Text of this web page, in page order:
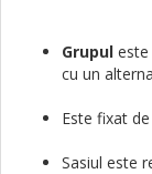
Grupul
cu un
Este fixat
Sasiul este